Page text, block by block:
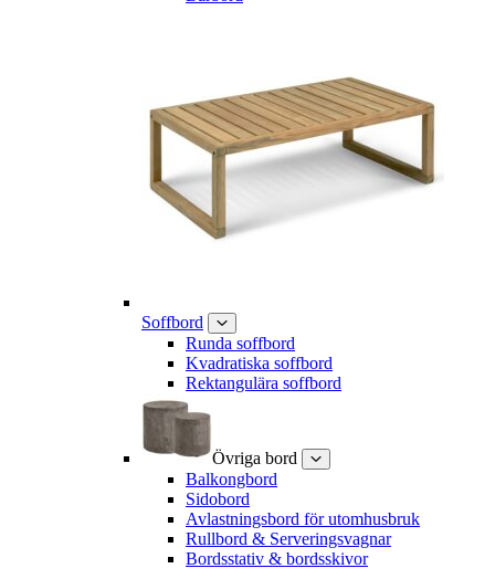
Soffbord
Runda soffbord
Kvadratiska soffbord
Rektangulära soffbord
Övriga bord
Balkongbord
Sidobord
Avlastningsbord för utomhusbruk
Rullbord & Serveringsvagnar
Bordsstativ & bordsskivor